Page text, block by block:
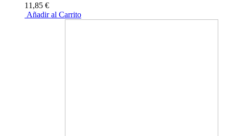
11,85 €
Añadir al Carrito